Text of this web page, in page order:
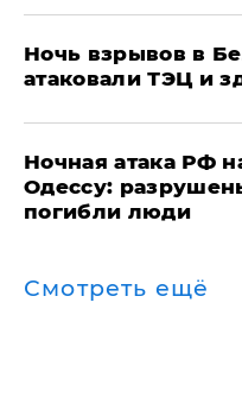
​Ночь взрывов в
атаковали ТЭЦ и
​Ночная атака РФ
Одессу:
погибли люди
Смотреть ещё